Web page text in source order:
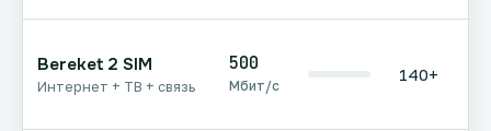
Bereket 2 SIM
Интернет + ТВ + связь
500
Мбит/с
140+